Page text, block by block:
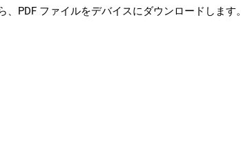
、PDF ファイルをデバイスにダウンロードします。